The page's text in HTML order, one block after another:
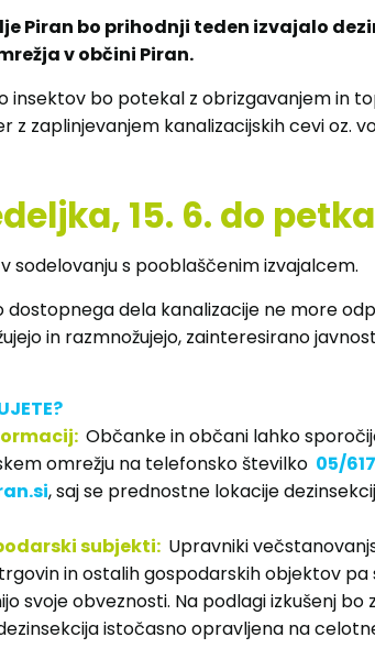
Piran bo prihodnji teden izvajalo
v občini Piran.
insektov bo potekal z obrizgavanjem in
z zaplinjevanjem kanalizacijskih cevi oz.
15. 6. do
sodelovanju s pooblaščenim izvajalcem.
dostopnega dela kanalizacije ne more
in razmnožujejo, zainteresirano
Občanke in občani lahko
omrežju na telefonsko številko 05/
, saj se prednostne lokacije
subjekti: Upravniki
in ostalih gospodarskih objektov pa
svoje obveznosti. Na podlagi izkušenj bo
istočasno opravljena na